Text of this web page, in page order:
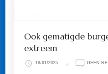
Ook gematigde
extreem
18/01/2025 GEEN